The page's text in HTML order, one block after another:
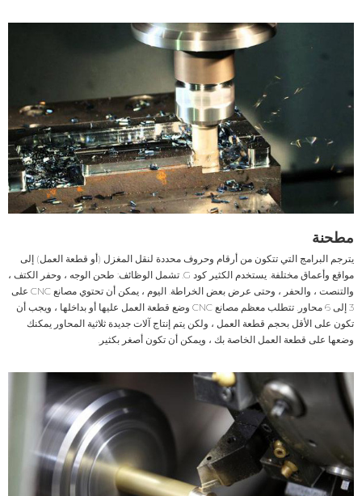
مطحنة
يترجم البرامج التي تتكون من أرقام وحروف محددة لنقل المغزل (أو قطعة العمل) إلى
مواقع وأعماق مختلفة. يستخدم الكثير كود G. تشمل الوظائف: طحن الوجه ، وحفر الكتف ،
والتنصت ، والحفر ، وحتى عرض بعض الخراطة. اليوم ، يمكن أن تحتوي مصانع CNC على
3 إلى 6 محاور. تتطلب معظم مصانع CNC وضع قطعة العمل عليها أو بداخلها ، ويجب أن
تكون على الأقل بحجم قطعة العمل ، ولكن يتم إنتاج آلات جديدة ثلاثية المحاور يمكنك
وضعها على قطعة العمل الخاصة بك ، ويمكن أن تكون أصغر بكثير.